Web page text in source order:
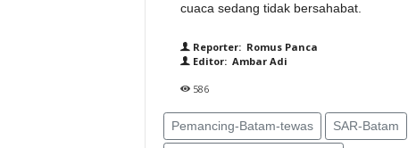
cuaca sedang tidak bersahabat.
Reporter: Romus Panca
Editor: Ambar Adi
586
Pemancing-Batam-tewas SAR-Batam